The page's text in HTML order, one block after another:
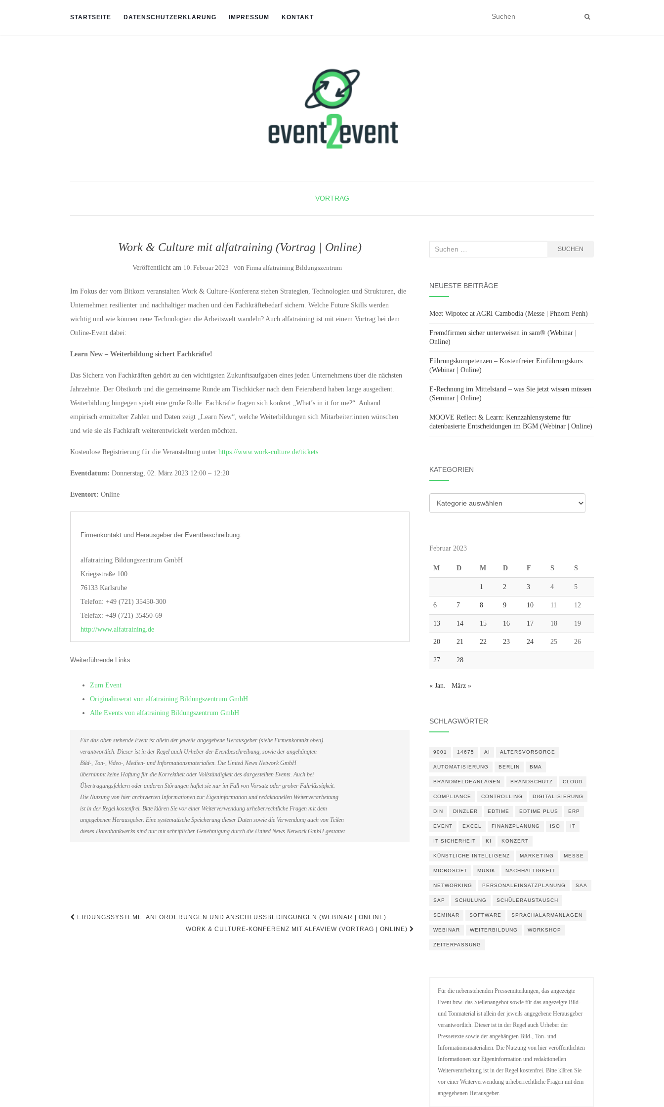
STARTSEITE DATENSCHUTZERKLÄRUNG IMPRESSUM KONTAKT
VORTRAG
Work & Culture mit alfatraining (Vortrag | Online)
Veröffentlicht am 10. Februar 2023 vonFirma alfatraining Bildungszentrum
Im Fokus der vom Bitkom veranstalten Work & Culture-Konferenz stehen Strategien, Technologien und Strukturen, die
Unternehmen resilienter und nachhaltiger machen und den Fachkräftebedarf sichern. Welche Future Skills werden
wichtig und wie können neue Technologien die Arbeitswelt wandeln? Auch alfatraining ist mit einem Vortrag bei dem
Online-Event dabei:
Learn New – Weiterbildung sichert Fachkräfte!
Das Sichern von Fachkräften gehört zu den wichtigsten Zukunftsaufgaben eines jeden Unternehmens über die nächsten
Jahrzehnte. Der Obstkorb und die gemeinsame Runde am Tischkicker nach dem Feierabend haben lange ausgedient.
Weiterbildung hingegen spielt eine große Rolle. Fachkräfte fragen sich konkret „What’s in it for me?“. Anhand
empirisch ermittelter Zahlen und Daten zeigt „Learn New“, welche Weiterbildungen sich Mitarbeiter:innen wünschen
und wie sie als Fachkraft weiterentwickelt werden möchten.
Kostenlose Registrierung für die Veranstaltung unter https://www.work-culture.de/tickets
Eventdatum: Donnerstag, 02. März 2023 12:00 – 12:20
Eventort: Online
Firmenkontakt und Herausgeber der Eventbeschreibung:
alfatraining Bildungszentrum GmbH
Kriegsstraße 100
76133 Karlsruhe
Telefon: +49 (721) 35450-300
Telefax: +49 (721) 35450-69
http://www.alfatraining.de
Weiterführende Links
Zum Event
Originalinserat von alfatraining Bildungszentrum GmbH
Alle Events von alfatraining Bildungszentrum GmbH
Für das oben stehende Event ist allein der jeweils angegebene Herausgeber (siehe Firmenkontakt oben)
verantwortlich. Dieser ist in der Regel auch Urheber der Eventbeschreibung, sowie der angehängten
Bild-, Ton-, Video-, Medien- und Informationsmaterialien. Die United News Network GmbH
übernimmt keine Haftung für die Korrektheit oder Vollständigkeit des dargestellten Events. Auch bei
Übertragungsfehlern oder anderen Störungen haftet sie nur im Fall von Vorsatz oder grober Fahrlässigkeit.
Die Nutzung von hier archivierten Informationen zur Eigeninformation und redaktionellen Weiterverarbeitung
ist in der Regel kostenfrei. Bitte klären Sie vor einer Weiterverwendung urheberrechtliche Fragen mit dem
angegebenen Herausgeber. Eine systematische Speicherung dieser Daten sowie die Verwendung auch von Teilen
dieses Datenbankwerks sind nur mit schriftlicher Genehmigung durch die United News Network GmbH gestattet
Beitragsnavigation
ERDUNGSSYSTEME: ANFORDERUNGEN UND ANSCHLUSSBEDINGUNGEN (WEBINAR | ONLINE)
WORK & CULTURE-KONFERENZ MIT ALFAVIEW (VORTRAG | ONLINE)
Suchen
SUCHEN
NEUESTE BEITRÄGE
Meet Wipotec at AGRI Cambodia (Messe | Phnom Penh)
Fremdfirmen sicher unterweisen in sam® (Webinar |
Online)
Führungskompetenzen – Kostenfreier Einführungskurs
(Webinar | Online)
E-Rechnung im Mittelstand – was Sie jetzt wissen müssen
(Seminar | Online)
MOOVE Reflect & Learn: Kennzahlensysteme für
datenbasierte Entscheidungen im BGM (Webinar | Online)
KATEGORIEN
Kategorien
Februar 2023
M D M D F S S
1 2 3 4 5
6 7 8 9 10 11 12
13 14 15 16 17 18 19
20 21 22 23 24 25 26
27 28
« Jan. März »
SCHLAGWÖRTER
9001 14675 AI ALTERSVORSORGE
AUTOMATISIERUNG BERLIN BMA
BRANDMELDEANLAGEN BRANDSCHUTZ CLOUD
COMPLIANCE CONTROLLING DIGITALISIERUNG
DIN DINZLER EDTIME EDTIME PLUS ERP
EVENT EXCEL FINANZPLANUNG ISO IT
IT SICHERHEIT KI KONZERT
KÜNSTLICHE INTELLIGENZ MARKETING MESSE
MICROSOFT MUSIK NACHHALTIGKEIT
NETWORKING PERSONALEINSATZPLANUNG SAA
SAP SCHULUNG SCHÜLERAUSTAUSCH
SEMINAR SOFTWARE SPRACHALARMANLAGEN
WEBINAR WEITERBILDUNG WORKSHOP
ZEITERFASSUNG
Für die nebenstehenden Pressemitteilungen, das angezeigte
Event bzw. das Stellenangebot sowie für das angezeigte Bild-
und Tonmaterial ist allein der jeweils angegebene Herausgeber
verantwortlich. Dieser ist in der Regel auch Urheber der
Pressetexte sowie der angehängten Bild-, Ton- und
Informationsmaterialien. Die Nutzung von hier veröffentlichten
Informationen zur Eigeninformation und redaktionellen
Weiterverarbeitung ist in der Regel kostenfrei. Bitte klären Sie
vor einer Weiterverwendung urheberrechtliche Fragen mit dem
angegebenen Herausgeber.